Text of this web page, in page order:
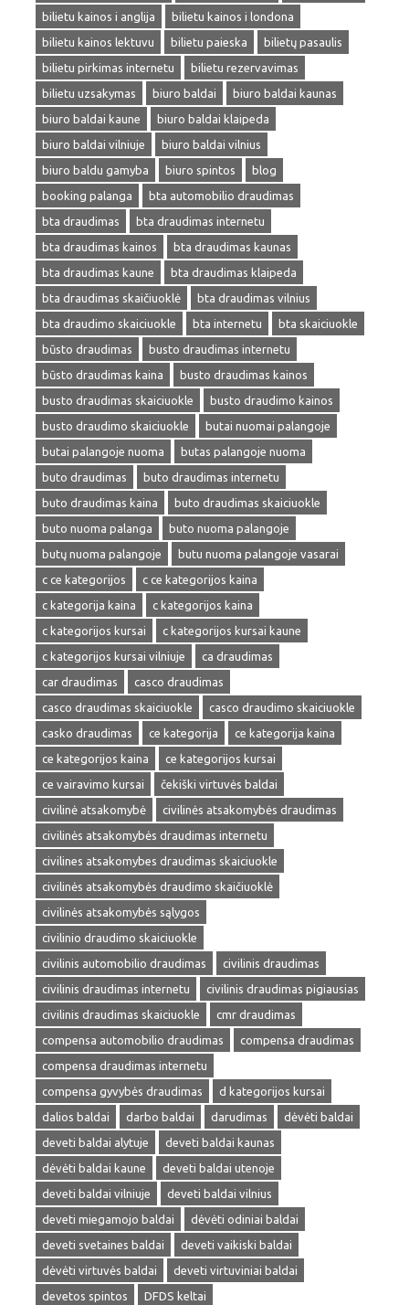
bilietu kainos i anglija
bilietu kainos i londona
bilietu kainos lektuvu
bilietu paieska
bilietų pasaulis
bilietu pirkimas internetu
bilietu rezervavimas
bilietu uzsakymas
biuro baldai
biuro baldai kaunas
biuro baldai kaune
biuro baldai klaipeda
biuro baldai vilniuje
biuro baldai vilnius
biuro baldu gamyba
biuro spintos
blog
booking palanga
bta automobilio draudimas
bta draudimas
bta draudimas internetu
bta draudimas kainos
bta draudimas kaunas
bta draudimas kaune
bta draudimas klaipeda
bta draudimas skaičiuoklė
bta draudimas vilnius
bta draudimo skaiciuokle
bta internetu
bta skaiciuokle
būsto draudimas
busto draudimas internetu
būsto draudimas kaina
busto draudimas kainos
busto draudimas skaiciuokle
busto draudimo kainos
busto draudimo skaiciuokle
butai nuomai palangoje
butai palangoje nuoma
butas palangoje nuoma
buto draudimas
buto draudimas internetu
buto draudimas kaina
buto draudimas skaiciuokle
buto nuoma palanga
buto nuoma palangoje
butų nuoma palangoje
butu nuoma palangoje vasarai
c ce kategorijos
c ce kategorijos kaina
c kategorija kaina
c kategorijos kaina
c kategorijos kursai
c kategorijos kursai kaune
c kategorijos kursai vilniuje
ca draudimas
car draudimas
casco draudimas
casco draudimas skaiciuokle
casco draudimo skaiciuokle
casko draudimas
ce kategorija
ce kategorija kaina
ce kategorijos kaina
ce kategorijos kursai
ce vairavimo kursai
čekiški virtuvės baldai
civilinė atsakomybė
civilinės atsakomybės draudimas
civilinės atsakomybės draudimas internetu
civilines atsakomybes draudimas skaiciuokle
civilinės atsakomybės draudimo skaičiuoklė
civilinės atsakomybės sąlygos
civilinio draudimo skaiciuokle
civilinis automobilio draudimas
civilinis draudimas
civilinis draudimas internetu
civilinis draudimas pigiausias
civilinis draudimas skaiciuokle
cmr draudimas
compensa automobilio draudimas
compensa draudimas
compensa draudimas internetu
compensa gyvybės draudimas
d kategorijos kursai
dalios baldai
darbo baldai darudimas
dėvėti baldai
deveti baldai alytuje
deveti baldai kaunas
dėvėti baldai kaune
deveti baldai utenoje
deveti baldai vilniuje
deveti baldai vilnius
deveti miegamojo baldai
dėvėti odiniai baldai
deveti svetaines baldai
deveti vaikiski baldai
dėvėti virtuvės baldai
deveti virtuviniai baldai
devetos spintos
DFDS keltai